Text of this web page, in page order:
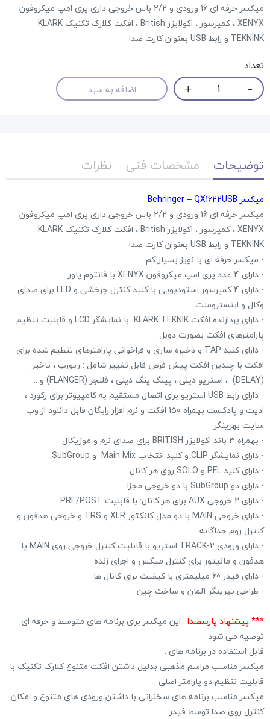
میکسر حرفه ای 16 ورودی و 2/2 باس خروجی داری پری امپ میکروفون
XENYX ، کمپرسور ، اکولایزر British ، افکت کلارک تکنیک KLARK
TEKNINK و رابط USB بعنوان کارت صدا
تعداد
اضافه به سبد
توضیحات مشخصات فنی نظرات
میکسر Behringer – QX1622USB
میکسر حرفه ای 16 ورودی و 2/2 باس خروجی داری پری امپ میکروفون
XENYX ، کمپرسور ، اکولایزر British ، افکت کلارک تکنیک KLARK
TEKNINK و رابط USB بعنوان کارت صدا
- میکسر حرفه ای با نویز بسیار کم
- دارای 4 عدد پری امپ میکروفون XENYX با فانتوم پاور
- دارای 4 کمپرسور استودیویی با کلید کنترل چرخشی و LED برای صدای
وکال و اینسترومنت
- دارای پردازنده افکت KLARK TEKNIK با نمایشگر LCD و قابلیت تنظیم
پارامترهای افکت بصورت دوبل
- دارای کلید TAP و ذخیره سازی و فراخوانی پارامترهای تنطیم شده برای
افکت با چندین افکت پیش فرض قابل تغییر شامل : ریورب ، تاخیر
(DELAY) ، استریو دیلی ، پینگ پنگ دیلی ، فلنجر (FLANGER) و ...
- دارای رابط USB استریو برای اتصال مستقیم به کامپیوتر برای رکورد ،
ادیت و پادکست بهمراه 150 افکت و نرم افزار رایگان قابل دانلود از وب
سایت بهرینگر
- بهمراه 3 باند اکولایزر BRITISH برای صدای نرم و موزیکال
- دارای نمایشگر CLIP و کلید انتخاب Main Mix و SubGroup
- دارای کلید PFL و SOLO روی هر کانال
- دارای دو SubGroup با دو خروجی مجزا
- دارای 2 خروجی AUX برای هر کانال: با قابلیت PRE/POST
- دارای خروجی MAIN با دو مدل کانکتور XLR و TRS و خروجی هدفون و
کنترل روم جداگانه
- دارای ورودی 2-TRACK استریو با قابلیت کنترل خروجی روی MAIN یا
هدفون و مانیتور برای کنترل میکس و اجرای زنده
- دارای فیدر 60 میلیمتری با کیفیت برای کانال ها
- طراحی بهرینگر آلمان و ساخت چین
*** پیشنهاد پارسصدا : این میکسر برای برنامه های متوسط و حرفه ای
توصیه می شود.
قابل استفاده در برنامه های :
میکسر مناسب مراسم مذهبی بدلیل داشتن افکت متنوع کلارک تکنیک با
قابلیت تنظیم دو پارامتر اصلی
میکسر مناسب برنامه های سخنرانی با داشتن ورودی های متنوع و امکان
کنترل روی صدا توسط فیدر